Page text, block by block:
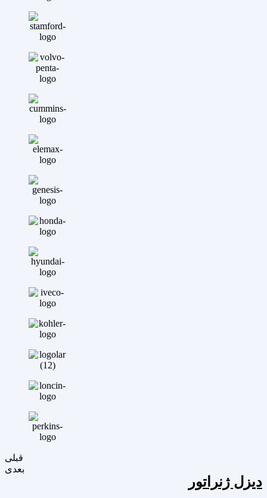
قبلی
بعدی
دیزل ژنراتور